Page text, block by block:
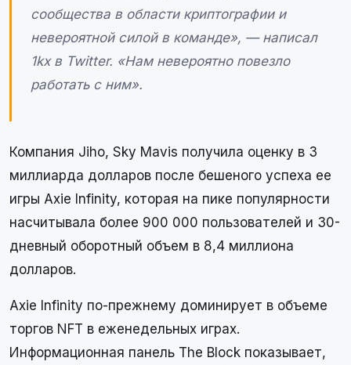
сообщества в области криптографии и
невероятной силой в команде», — написал
1kx в Twitter. «Нам невероятно повезло
работать с ним».
Компания Jiho, Sky Mavis получила оценку в 3
миллиарда долларов после бешеного успеха ее
игры Axie Infinity, которая на пике популярности
насчитывала более 900 000 пользователей и 30-
дневный оборотный объем в 8,4 миллиона
долларов.
Axie Infinity по-прежнему доминирует в объеме
торгов NFT в еженедельных играх.
Информационная панель The Block показывает,